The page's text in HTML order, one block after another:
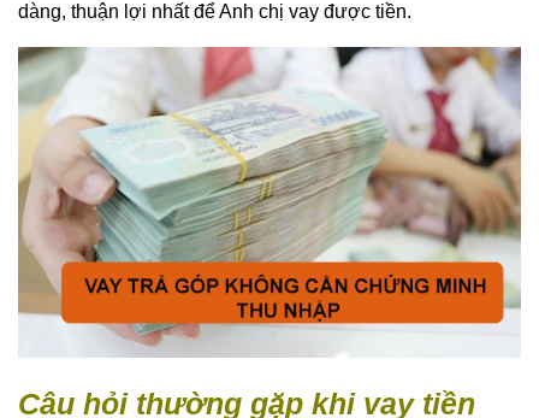
dàng, thuận lợi nhất để Anh chị vay được tiền.
Câu hỏi thường gặp khi vay tiền